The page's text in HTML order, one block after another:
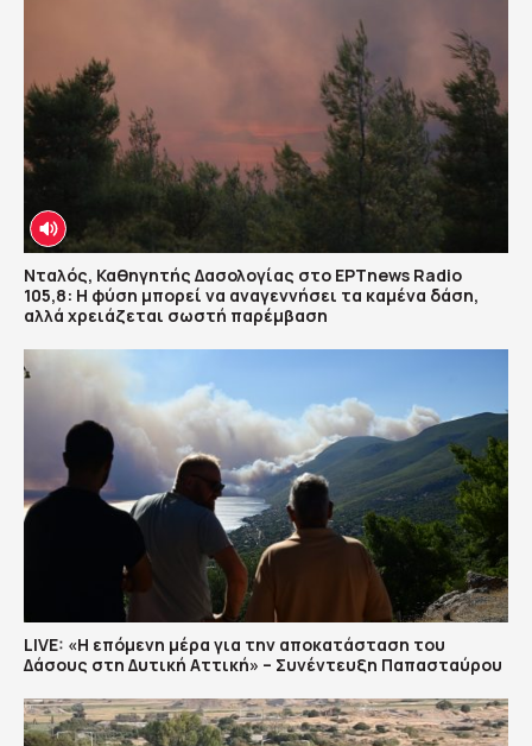
Νταλός, Καθηγητής Δασολογίας στο ΕΡΤnews Radio
105,8: Η φύση μπορεί να αναγεννήσει τα καμένα δάση,
αλλά χρειάζεται σωστή παρέμβαση
LIVE: «Η επόμενη μέρα για την αποκατάσταση του
Δάσους στη Δυτική Αττική» – Συνέντευξη Παπασταύρου